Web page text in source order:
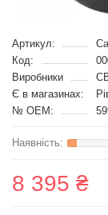
Артикул:
Код:
Виробники
Є в магазинах:
№ OEM:
8 395 ₴